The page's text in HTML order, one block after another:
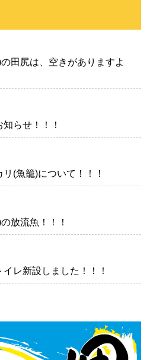
田尻は、空きがありますよ
らせ！！！
(魚籠)について！！！
放流魚！！！
イレ新設しました！！！